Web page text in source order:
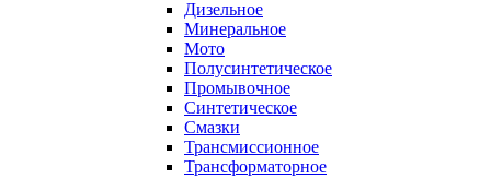
Дизельное
Минеральное
Мото
Полусинтетическое
Промывочное
Синтетическое
Смазки
Трансмиссионное
Трансформаторное